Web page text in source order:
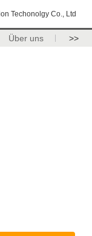
Techonolgy Co., Ltd
Über uns >>